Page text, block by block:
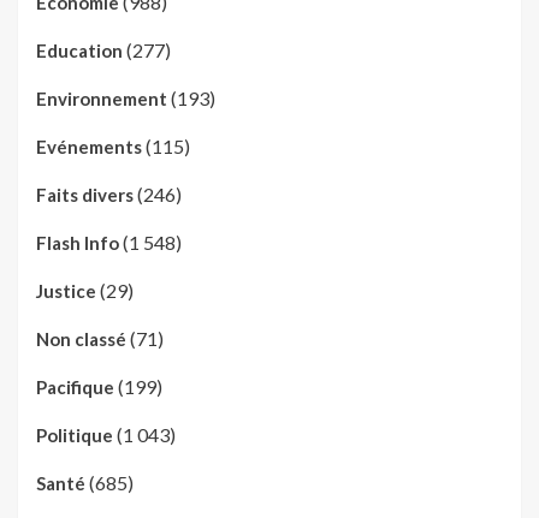
Education (277)
Environnement (193)
Evénements(115)
Faits divers(246)
Flash Info(1 548)
Justice (29)
Non classé (71)
Pacifique (199)
Politique (1 043)
Santé (685)